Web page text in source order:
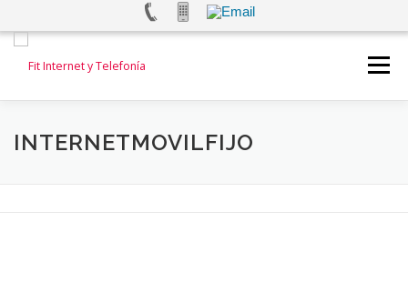
Saltar
contenido
Menú
INICIO INTERNET TELEFONÍA FIJA
INTERNETMOVILFIJO